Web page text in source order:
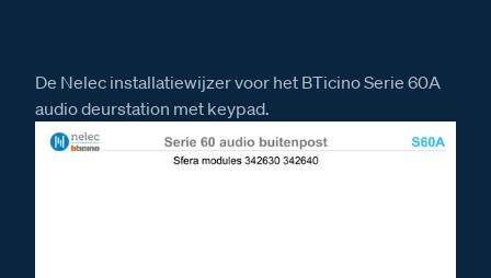
De Nelec installatiewijzer voor het BTicino Serie 60A
audio deurstation met keypad.